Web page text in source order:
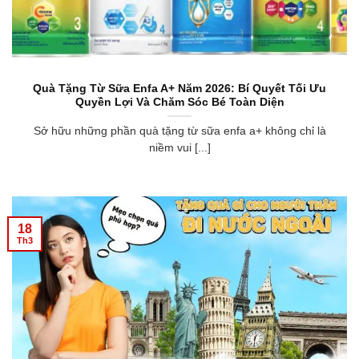
Quà Tặng Từ Sữa Enfa A+ Năm 2026: Bí Quyết Tối Ưu
Quyền Lợi Và Chăm Sóc Bé Toàn Diện
Sở hữu những phần quà tặng từ sữa enfa a+ không chỉ là
niềm vui [...]
18
Th3